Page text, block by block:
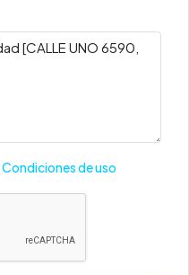
Condiciones de uso